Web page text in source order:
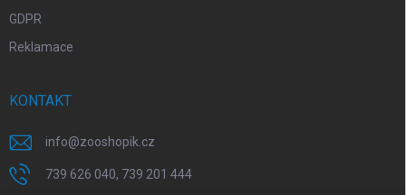
GDPR
Reklamace
KONTAKT
info@zooshopik.cz
739 626 040, 739 201 444